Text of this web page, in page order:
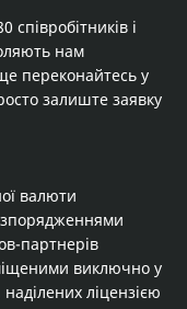
співробітників і
нам
переконайтесь у
залиште заявку
валюти
партнерів
виключно у
ліцензією